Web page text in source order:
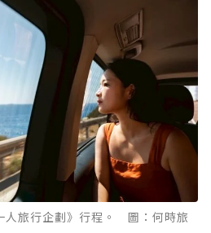
人旅行企劃》行程。 圖：何時旅